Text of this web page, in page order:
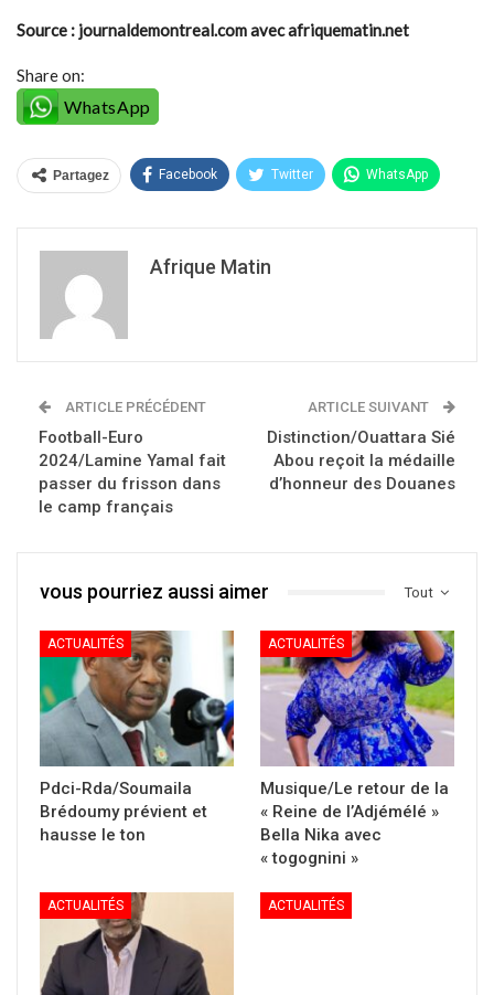
Source : journaldemontreal.com avec afriquematin.net
Share on:
WhatsApp
Partagez Facebook Twitter WhatsApp
Afrique Matin
ARTICLE PRÉCÉDENT
Football-Euro
2024/Lamine Yamal fait
passer du frisson dans
le camp français
ARTICLE SUIVANT
Distinction/Ouattara Sié
Abou reçoit la médaille
d’honneur des Douanes
Tout
vous pourriez aussi aimer
ACTUALITÉS
Pdci-Rda/Soumaila
Brédoumy prévient et
hausse le ton
ACTUALITÉS
Musique/Le retour de la
« Reine de l’Adjémélé »
Bella Nika avec
« togognini »
ACTUALITÉS ACTUALITÉS